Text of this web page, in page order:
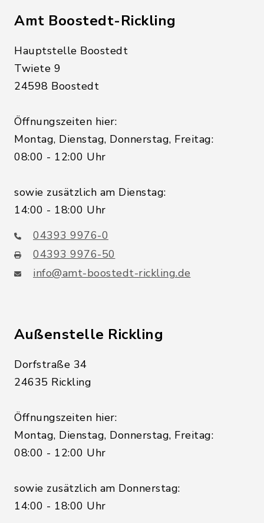
Amt Boostedt-Rickling
Hauptstelle Boostedt
Twiete 9
24598 Boostedt
Öffnungszeiten hier:
Montag, Dienstag, Donnerstag, Freitag:
08:00 - 12:00 Uhr
sowie zusätzlich am Dienstag:
14:00 - 18:00 Uhr
04393 9976-0
04393 9976-50
info@amt-boostedt-rickling.de
Außenstelle Rickling
Dorfstraße 34
24635 Rickling
Öffnungszeiten hier:
Montag, Dienstag, Donnerstag, Freitag:
08:00 - 12:00 Uhr
sowie zusätzlich am Donnerstag:
14:00 - 18:00 Uhr